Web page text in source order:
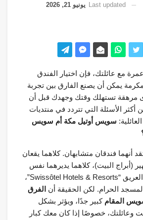
Last updated يونيو 21, 2026
مع عائلتك، فإن اختيار الفندق
يمكن أن يصنع الفارق بين تجربة
مرهقة تستهلك وقتك وجهدك قبل أن
الأسئلة التي تتردد في منتديات
سويس أوتيل مكة أم سويس
أنهما فندقان متشابهان. كلاهما يقعان
(أبراج البيت)، كلاهما يديرهما نفس
المشغل السويسري العريق “Swissôtel Hotels & Resorts”،
الحرام. لكن الحقيقة أن الفرق
المقام كبير جدًا، ويؤثر بشكل
وعائلتك، خصوصًا إذا كان معك كبار